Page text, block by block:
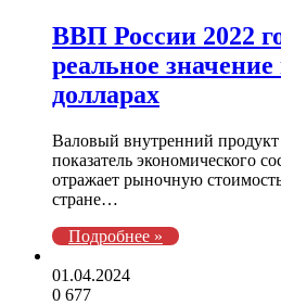
ВВП России 2022
реальное
долларах
Валовый внутренний
показатель экономического
отражает рыночную
стране…
Подробнее »
01.04.2024
0 677